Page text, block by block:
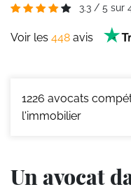
3.3 / 5 sur
Voir les 448 avis
1226 avocats
l'immobilier
Un avocat